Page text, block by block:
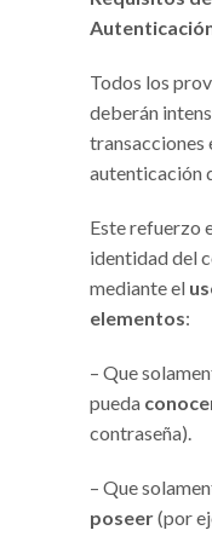
Todos los
deberán
transacciones
autenticación
Este refuerzo
identidad del
mediante el
elementos:
– Que
pueda
contraseña).
– Que
poseer(por